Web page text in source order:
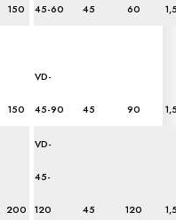
150 45-60 45 60
150
VD-
45-90 45 90
200
VD-
45-
120 45 120